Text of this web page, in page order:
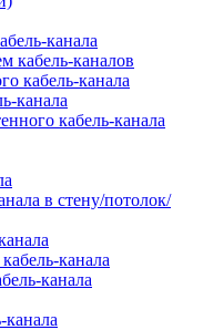
канала
кабель-каналов
кабель-канала
канала
кабель-канала
в стену/потолок/
канала
канала